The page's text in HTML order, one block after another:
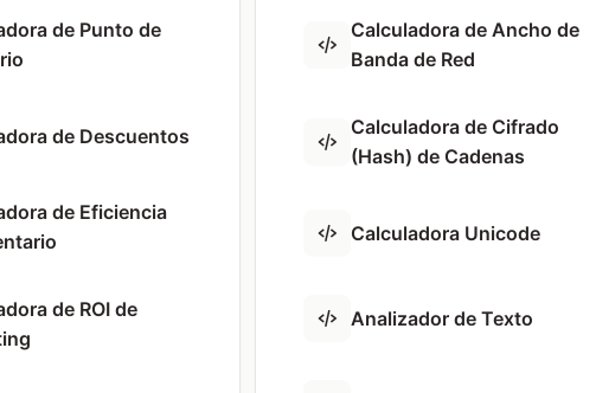
de Punto de
de Descuentos
de Eficiencia
de ROI de
Calculadora de Ancho de
Banda de Red
Calculadora de Cifrado
(Hash) de Cadenas
Calculadora Unicode
Analizador de Texto